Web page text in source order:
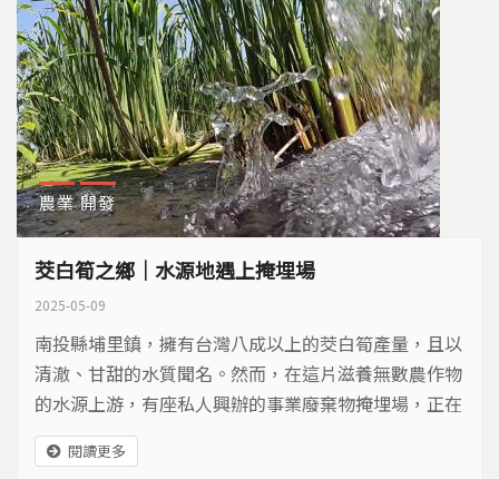
農業 開發
茭白筍之鄉｜水源地遇上掩埋場
2025-05-09
南投縣埔里鎮，擁有台灣八成以上的茭白筍產量，且以
清澈、甘甜的水質聞名。然而，在這片滋養無數農作物
的水源上游，有座私人興辦的事業廢棄物掩埋場，正在
申請土地變更，準備設立，讓居民十分擔心。
閱讀更多